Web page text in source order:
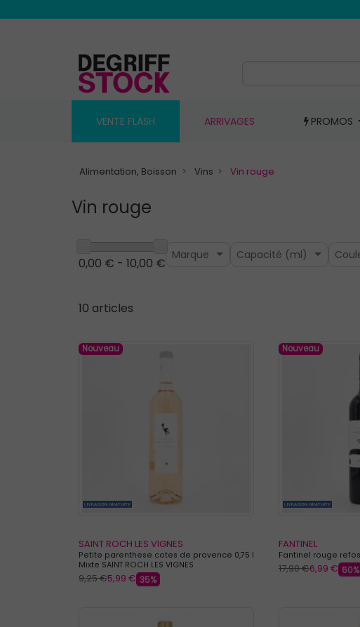
VENTE FLASH ARRIVAGES PROMOS
Alimentation, Boisson Vins Vin rouge
Vin rouge
0,00 € - 10,00 €
Marque Capacité (ml)
10 articles
Nouveau
SAINT ROCH LES VIGNES
Petite parenthese cotes de provence 0,75 l
Mixte SAINT ROCH LES VIGNES
9,25 €5,99 € 35%
Nouveau
FANTINEL
Fantinel rouge
17,90 €6,99 € 60%